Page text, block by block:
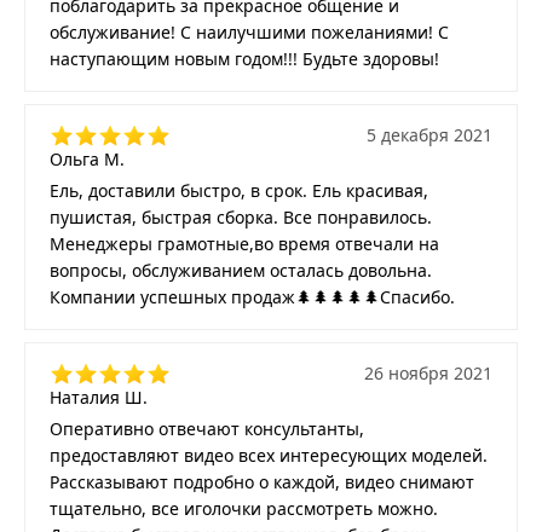
поблагодарить за прекрасное общение и
обслуживание! С наилучшими пожеланиями! С
наступающим новым годом!!! Будьте здоровы!
Ольга М.
5 декабря 2021
Ель, доставили быстро, в срок. Ель красивая,
пушистая, быстрая сборка. Все понравилось.
Менеджеры грамотные,во время отвечали на
вопросы, обслуживанием осталась довольна.
Компании успешных продаж🌲🌲🌲🌲🌲Спасибо.
Наталия Ш.
26 ноября 2021
Оперативно отвечают консультанты,
предоставляют видео всех интересующих моделей.
Рассказывают подробно о каждой, видео снимают
тщательно, все иголочки рассмотреть можно.